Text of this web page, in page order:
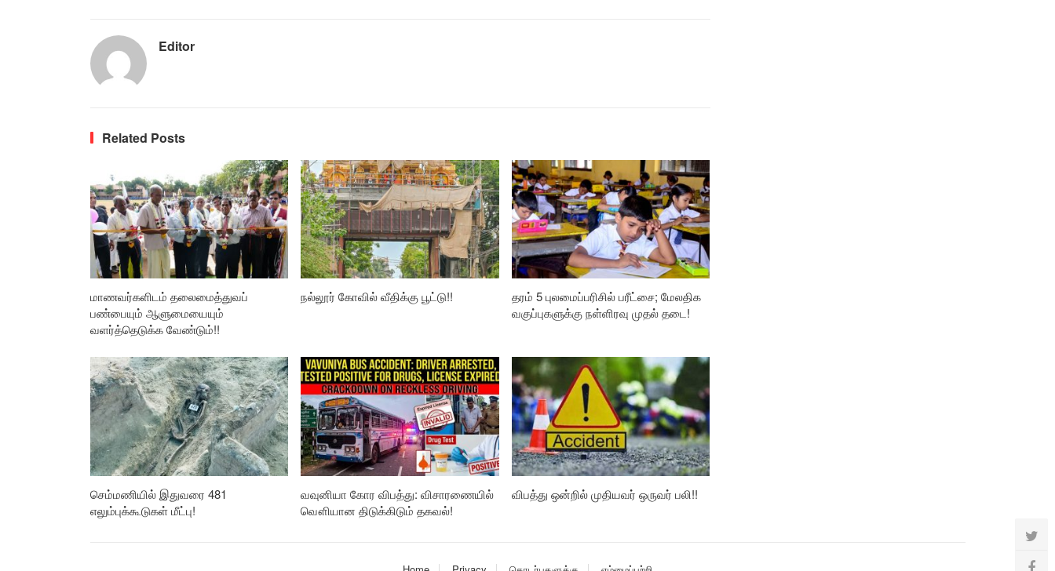
Editor
Related Posts
மாணவர்களிடம் தலைமைத்துவப்
பண்பையும் ஆளுமையையும்
வளர்த்தெடுக்க வேண்டும்!!
நல்லூர் கோவில் வீதிக்கு பூட்டு!!
தரம் 5 புலமைப்பரிசில் பரீட்சை; மேலதிக
வகுப்புகளுக்கு நள்ளிரவு முதல் தடை!
செம்மணியில் இதுவரை 481
எலும்புக்கூடுகள் மீட்பு!
வவுனியா கோர விபத்து: விசாரணையில்
வௌியான திடுக்கிடும் தகவல்!
விபத்து ஒன்றில் முதியவர் ஒருவர் பலி!!